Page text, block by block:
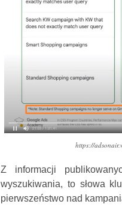
https://
Z informacji
wyszukiwania, to słowa
pierwszeństwo nad